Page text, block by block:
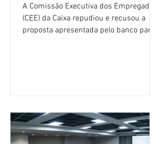
A Comissão Executiva dos Empregados
(CEE) da Caixa repudiou e recusou a
proposta apresentada pelo banco para o
negociações das empregadas e dos
empregados exigiram que a Caixa refaça
os cálculos e apresente uma nova